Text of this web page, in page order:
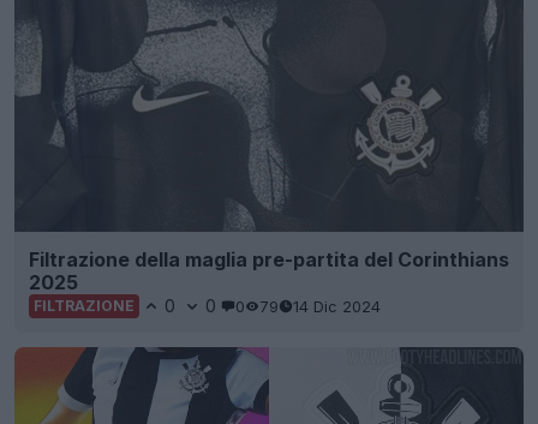
Filtrazione della maglia pre-partita del Corinthians
2025
FILTRAZIONE 0 0 0 79 14 Dic 2024